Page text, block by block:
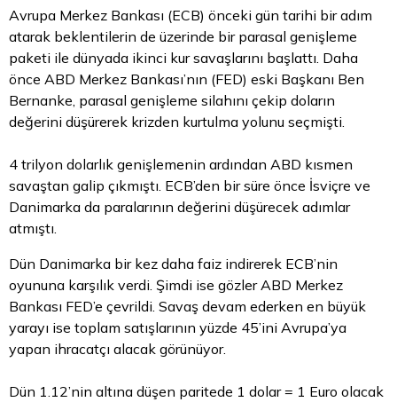
Avrupa Merkez Bankası (ECB) önceki gün tarihi bir adım
atarak beklentilerin de üzerinde bir parasal genişleme
paketi ile dünyada ikinci kur savaşlarını başlattı. Daha
önce ABD Merkez Bankası’nın (FED) eski Başkanı Ben
Bernanke, parasal genişleme silahını çekip doların
değerini düşürerek krizden kurtulma yolunu seçmişti.
4 trilyon dolarlık genişlemenin ardından ABD kısmen
savaştan galip çıkmıştı. ECB’den bir süre önce İsviçre ve
Danimarka da paralarının değerini düşürecek adımlar
atmıştı.
Dün Danimarka bir kez daha faiz indirerek ECB’nin
oyununa karşılık verdi. Şimdi ise gözler ABD Merkez
Bankası FED’e çevrildi. Savaş devam ederken en büyük
yarayı ise toplam satışlarının yüzde 45’ini Avrupa’ya
yapan ihracatçı alacak görünüyor.
Dün 1.12’nin altına düşen paritede 1 dolar = 1 Euro olacak